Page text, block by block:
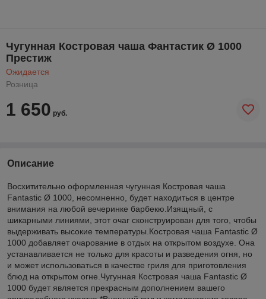
Чугунная Костровая чаша Фантастик Ø 1000
Престиж
Ожидается
Розница
1 650 руб.
Описание
Восхитительно оформленная чугунная Костровая чаша
Fantastic Ø 1000, несомненно, будет находиться в центре
внимания на любой вечеринке барбекю.Изящный, с
шикарными линиями, этот очаг сконструирован для того, чтобы
выдерживать высокие температуры.Костровая чаша Fantastic Ø
1000 добавляет очарование в отдых на открытом воздухе. Она
устанавливается не только для красоты и разведения огня, но
и может использоваться в качестве гриля для приготовления
блюд на открытом огне.Чугунная Костровая чаша Fantastic Ø
1000 будет является прекрасным дополнением вашего